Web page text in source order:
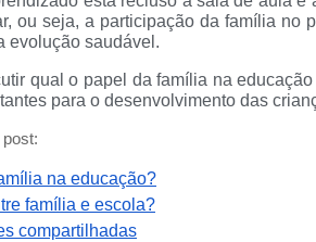
ou seja, a participação da família no
evolução saudável.
qual o papel da família na
para o desenvolvimento das
na educação?
família e escola?
compartilhadas